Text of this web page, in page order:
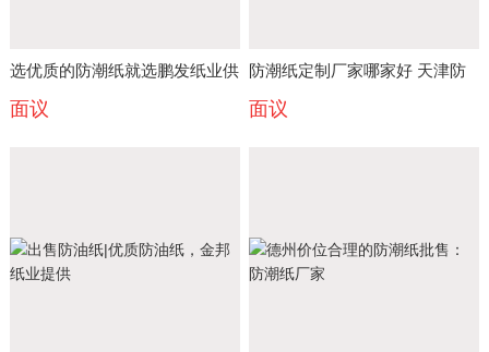
选优质的防潮纸就选鹏发纸业供
应的——防潮纸品牌
面议
防潮纸定制厂家哪家好 天津防
潮纸
面议